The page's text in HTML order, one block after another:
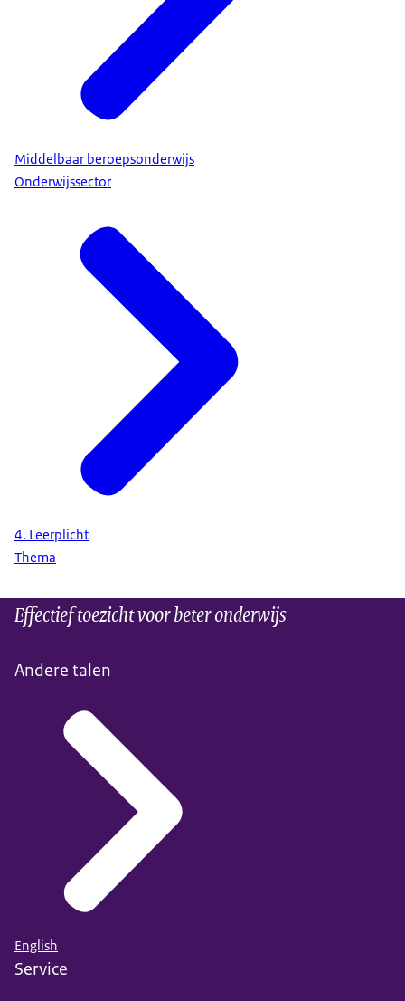
Middelbaar beroepsonderwijs
Onderwijssector
4. Leerplicht
Thema
Effectief toezicht voor beter onderwijs
Andere talen
English
Service